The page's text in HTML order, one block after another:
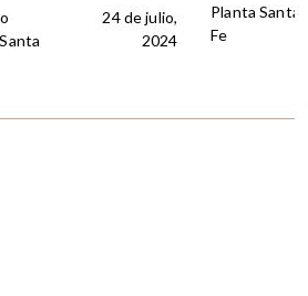
24 de julio,
2024
Planta Santa
Fe